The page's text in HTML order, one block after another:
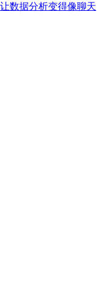
数据分析变得像聊天